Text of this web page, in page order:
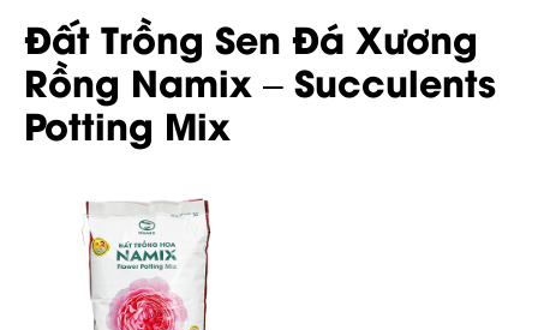
Đất Trồng Sen Đá Xương
Rồng Namix – Succulents
Potting Mix